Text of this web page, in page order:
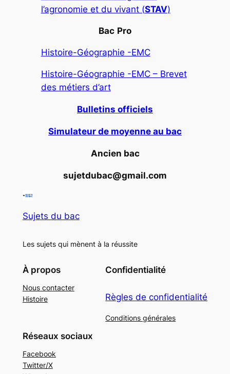
l’agronomie et du vivant (STAV)
Bac Pro
Histoire-Géographie -EMC
Histoire-Géographie -EMC – Brevet
des métiers d’art
Bulletins officiels
Simulateur de moyenne au bac
Ancien bac
sujetdubac@gmail.com
Sujets du bac
Les sujets qui mènent à la réussite
À propos
Nous contacter
Histoire
Confidentialité
Règles de confidentialité
Conditions générales
Réseaux sociaux
Facebook
Twitter/X